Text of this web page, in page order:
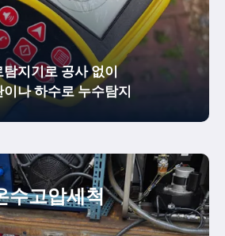
탐지기로 공사 없이
나 하수로 누수탐지
수고압세척